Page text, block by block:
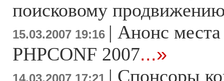
поисковому
15.03.2007 19:16 | Анонс
PHPCONF 2007...»
| Спонсоры